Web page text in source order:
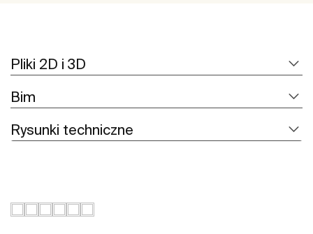
Pliki 2D i 3D
Bim
Rysunki techniczne